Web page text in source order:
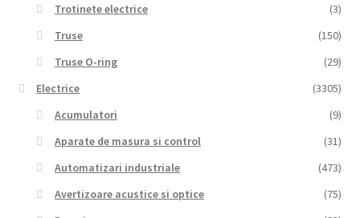
Trotinete electrice
(3)
Truse
(150)
Truse O-ring
(29)
Electrice
(3305)
Acumulatori
(9)
Aparate de masura si control
(31)
Automatizari industriale
(473)
Avertizoare acustice si optice
(75)